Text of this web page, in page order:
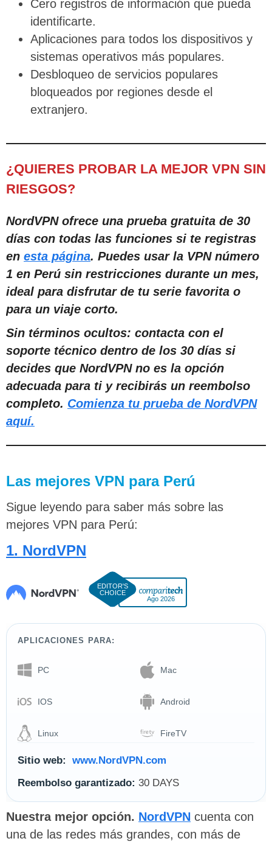
Cero registros de información que pueda
identificarte.
Aplicaciones para todos los dispositivos y
sistemas operativos más populares.
Desbloqueo de servicios populares
bloqueados por regiones desde el
extranjero.
¿QUIERES PROBAR LA MEJOR VPN SIN
RIESGOS?
NordVPN ofrece una prueba gratuita de 30
días con todas las funciones si te registras
en esta página. Puedes usar la VPN número
1 en Perú sin restricciones durante un mes,
ideal para disfrutar de tu serie favorita o
para un viaje corto.
Sin términos ocultos: contacta con el
soporte técnico dentro de los 30 días si
decides que NordVPN no es la opción
adecuada para ti y recibirás un reembolso
completo. Comienza tu prueba de NordVPN
aquí.
Las mejores VPN para Perú
Sigue leyendo para saber más sobre las
mejores VPN para Perú:
1. NordVPN
Ago 2026
APLICACIONES PARA:
PC Mac
IOS Android
Linux FireTV
Sitio web:
www.NordVPN.com
Reembolso garantizado: 30 DAYS
Nuestra mejor opción. NordVPN cuenta con
una de las redes más grandes, con más de